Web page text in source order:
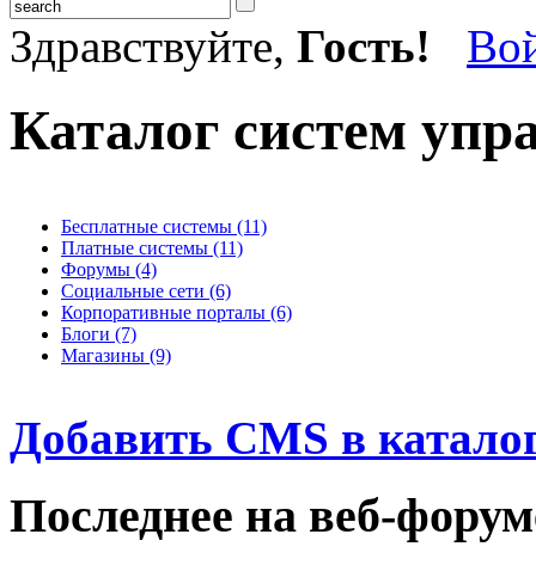
Здравствуйте, Гость!
Каталог систем
Бесплатные системы (11)
Платные системы (11)
Форумы (4)
Социальные сети (6)
Корпоративные порталы (6)
Блоги (7)
Магазины (9)
Добавить CMS в
Последнее на веб-